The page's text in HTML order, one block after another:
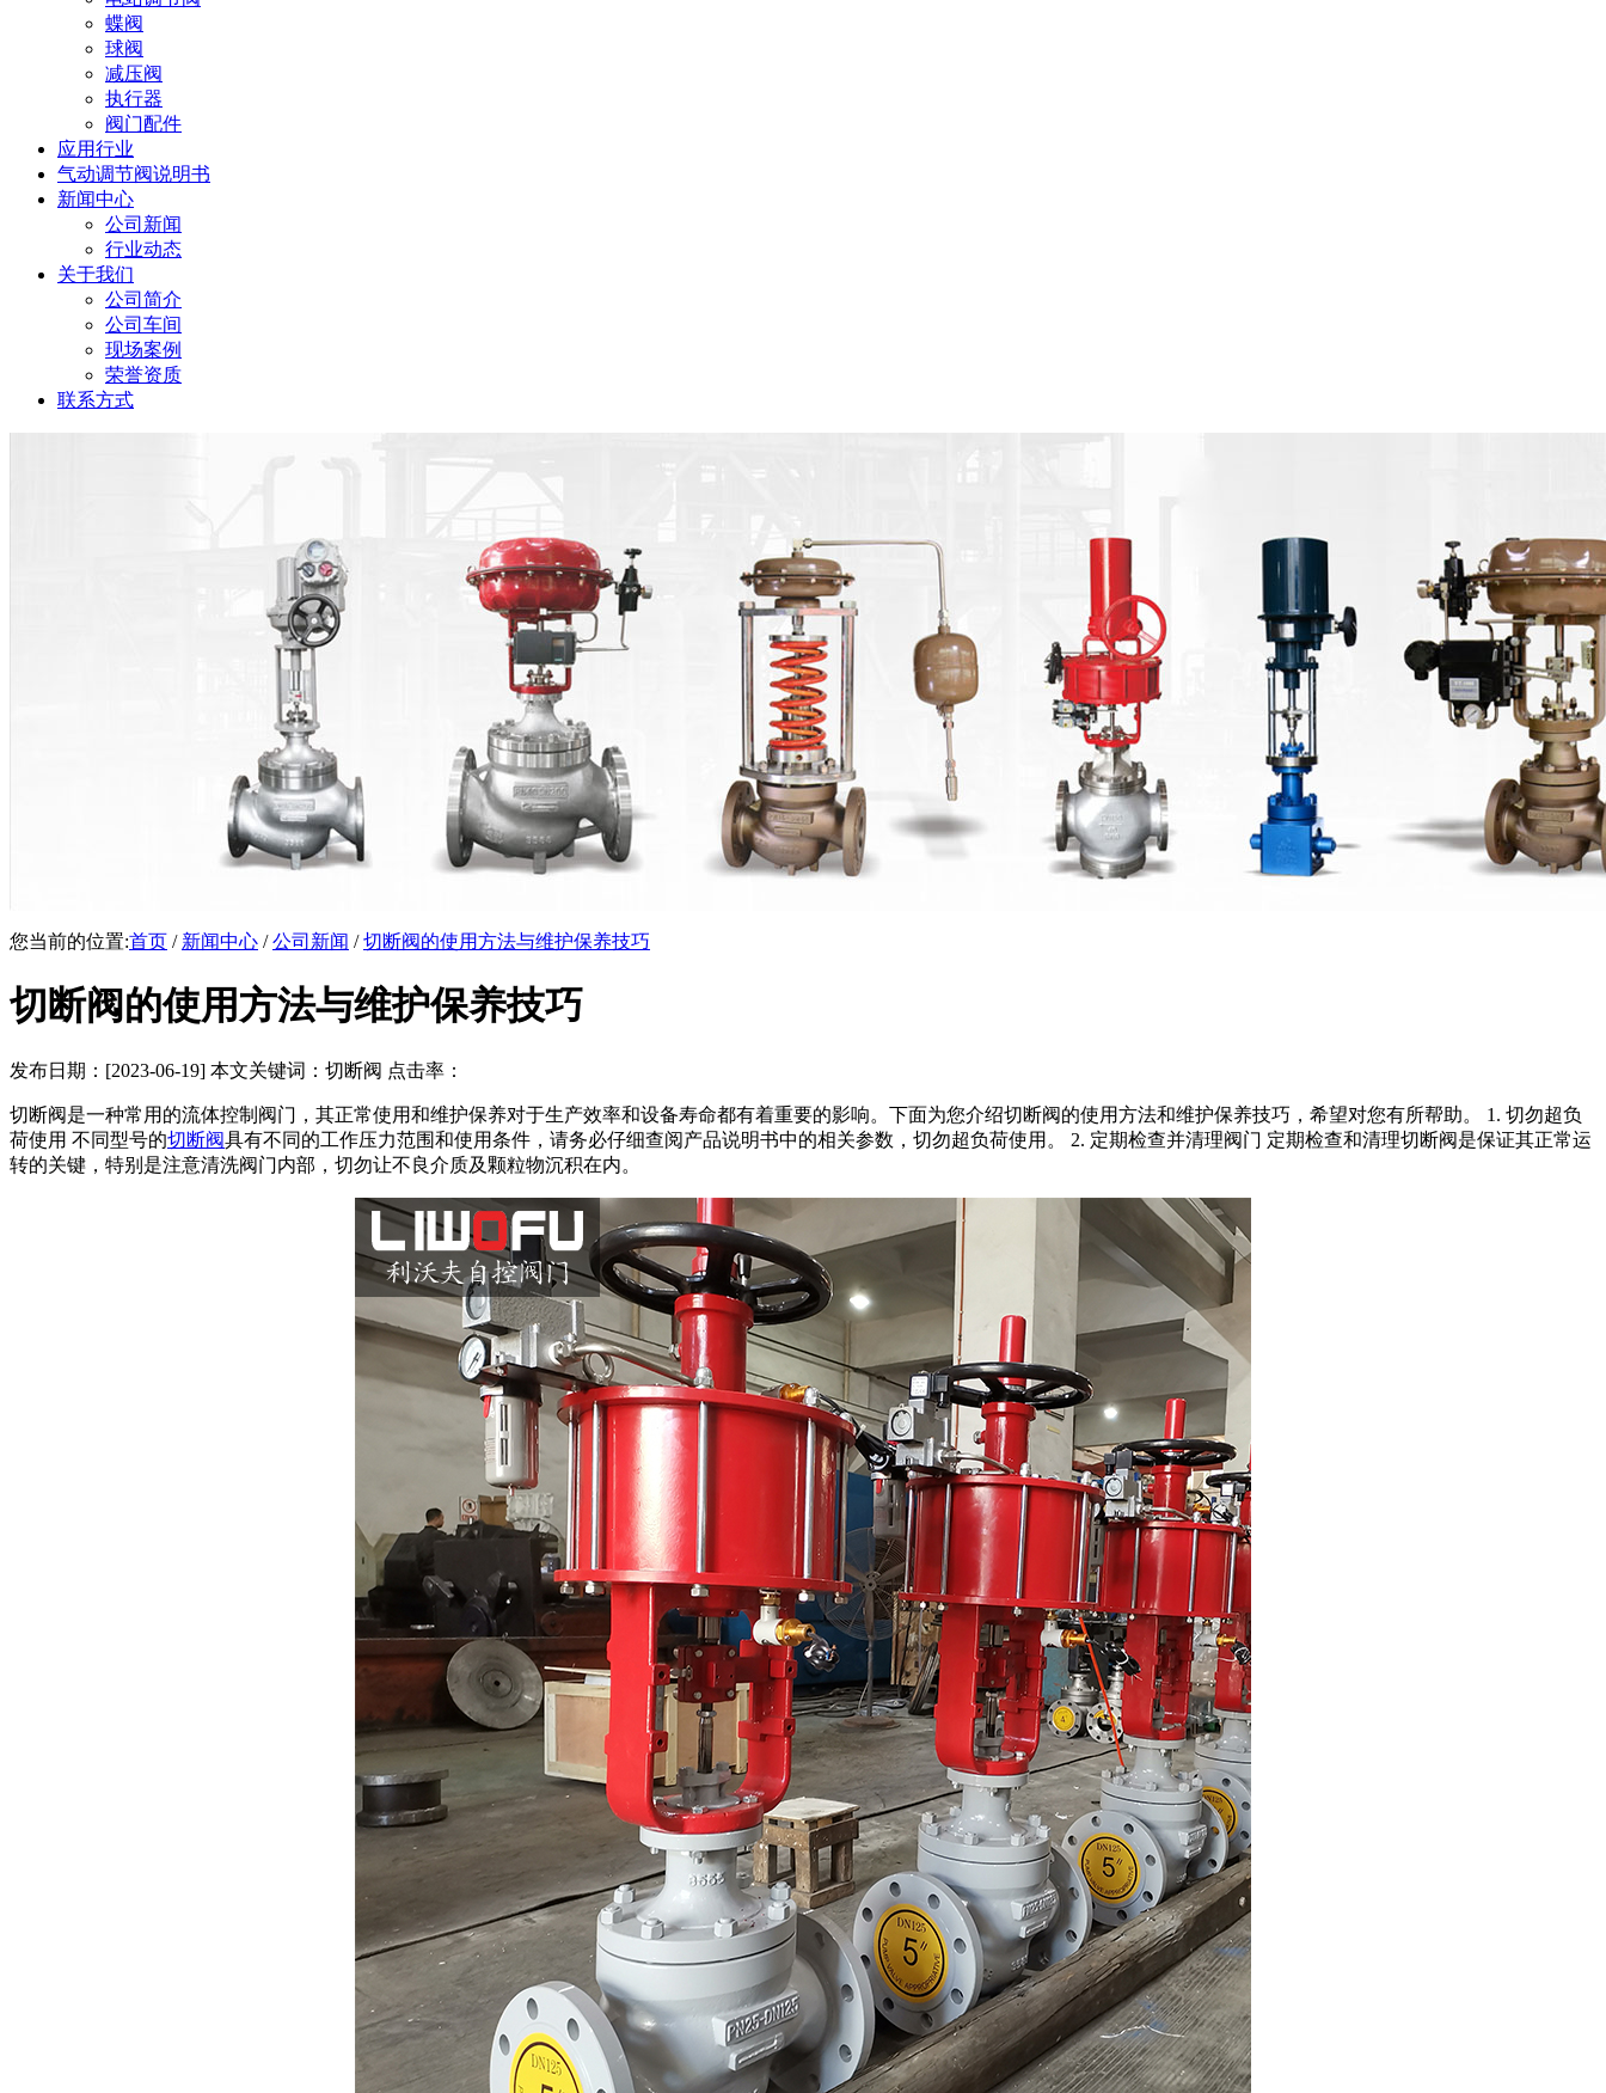
蝶阀
球阀
减压阀
执行器
阀门配件
应用行业
气动调节阀说明书
新闻中心
公司新闻
行业动态
关于我们
公司简介
公司车间
现场案例
荣誉资质
联系方式
您当前的位置:首页 / 新闻中心 /公司新闻 /切断阀的使用方法与维护保养技巧
切断阀的使用方法与维护保养技巧
发布日期：[2023-06-19] 本文关键词：切断阀 点击率：
切断阀是一种常用的流体控制阀门，其正常使用和维护保养对于生产效率和设备寿命都有着重要的影响。下面为您介绍切断阀的使用方法和维护保养技巧，希望对您有所帮助。 1. 切勿超负
荷使用 不同型号的切断阀具有不同的工作压力范围和使用条件，请务必仔细查阅产品说明书中的相关参数，切勿超负荷使用。 2. 定期检查并清理阀门 定期检查和清理切断阀是保证其正常运
转的关键，特别是注意清洗阀门内部，切勿让不良介质及颗粒物沉积在内。